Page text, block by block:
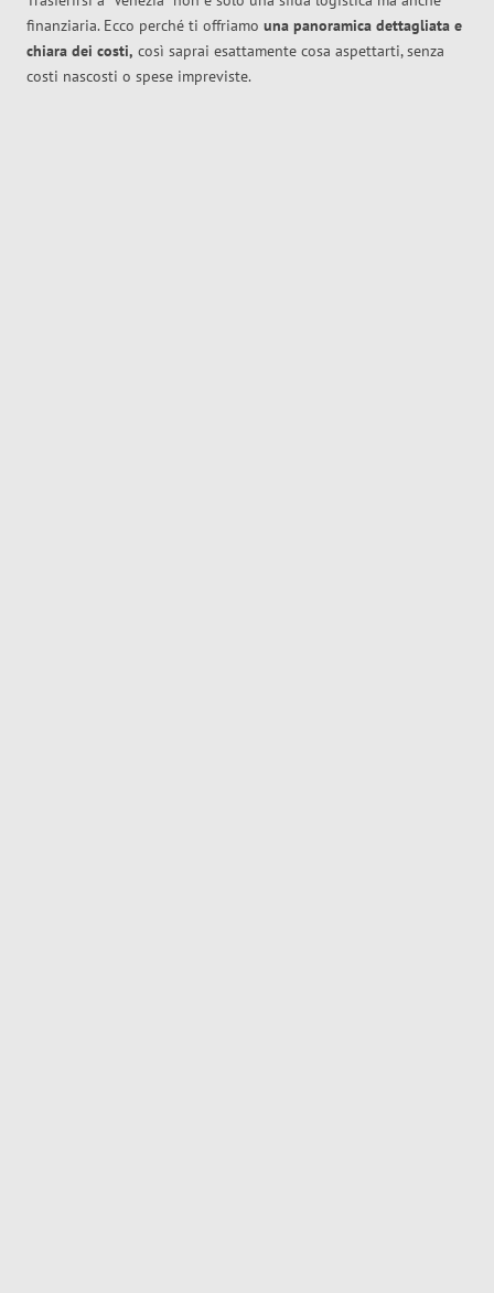
finanziaria. Ecco perché ti offriamo una panoramica dettagliata e
chiara dei costi, così saprai esattamente cosa aspettarti, senza
costi nascosti o spese impreviste.